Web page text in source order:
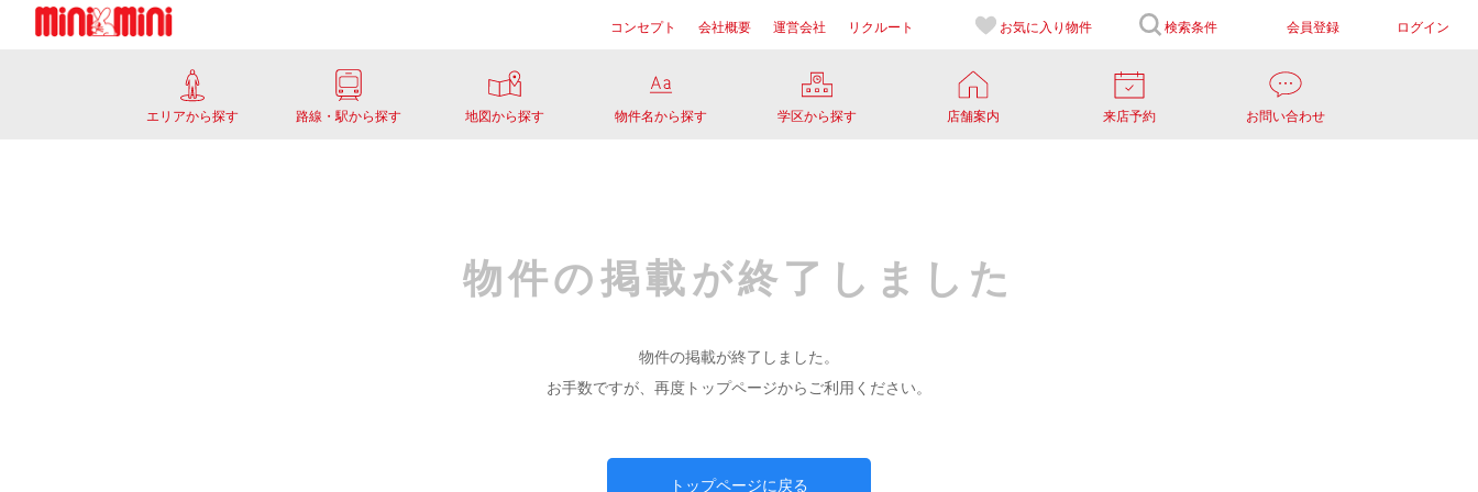
コンセプト 会社概要 運営会社 リクルート お気に入り 物件 検索条件 会員登録 ログイン
エリアから探す 路線・駅から探す 地図から探す 物件名から探す 学区から探す 店舗案内 来店予約 お問い合わせ
物件の掲載が終了しました
物件の掲載が終了しました。
お手数ですが、再度トップページからご利用ください。
トップページに戻る